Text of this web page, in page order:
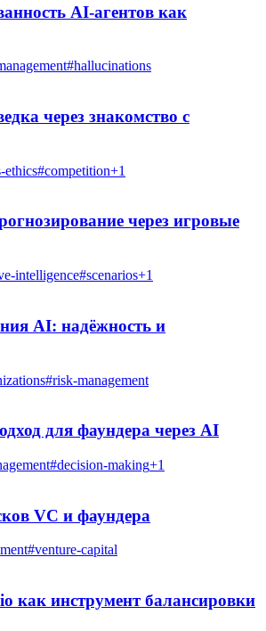
AI-агентов как
#hallucinations
через знакомство с
ethics#competition+1
через игровые
intelligence#scenarios+1
AI: надёжность и
#risk-management
для фаундера через AI
#decision-making+1
VC и фаундера
#venture-capital
как инструмент балансировки